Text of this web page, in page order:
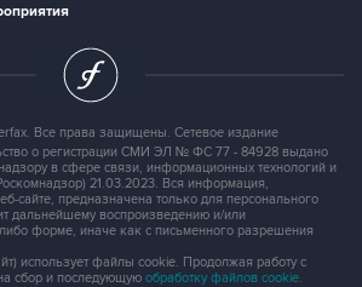
Все права защищены. Сетевое издание
о регистрации СМИ ЭЛ № ФС 77 - 84928 выдано
в сфере связи, информационных технологий и
21.03.2023. Вся информация,
сайте, предназначена только для персонального
дальнейшему воспроизведению и/или
форме, иначе как с письменного разрешения
использует файлы cookie. Продолжая работу с
сбор и последующую обработку файлов cookie.